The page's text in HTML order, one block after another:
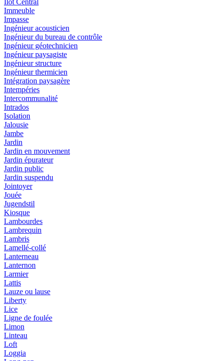
Ilot Central
Immeuble
Impasse
Ingénieur acousticien
Ingénieur du bureau de contrôle
Ingénieur géotechnicien
Ingénieur paysagiste
Ingénieur structure
Ingénieur thermicien
Intégration paysagère
Intempéries
Intercommunalité
Intrados
Isolation
Jalousie
Jambe
Jardin
Jardin en mouvement
Jardin épurateur
Jardin public
Jardin suspendu
Jointoyer
Jouée
Jugendstil
Kiosque
Lambourdes
Lambrequin
Lambris
Lamellé-collé
Lanterneau
Lanternon
Larmier
Lattis
Lauze ou lause
Liberty
Lice
Ligne de foulée
Limon
Linteau
Loft
Loggia